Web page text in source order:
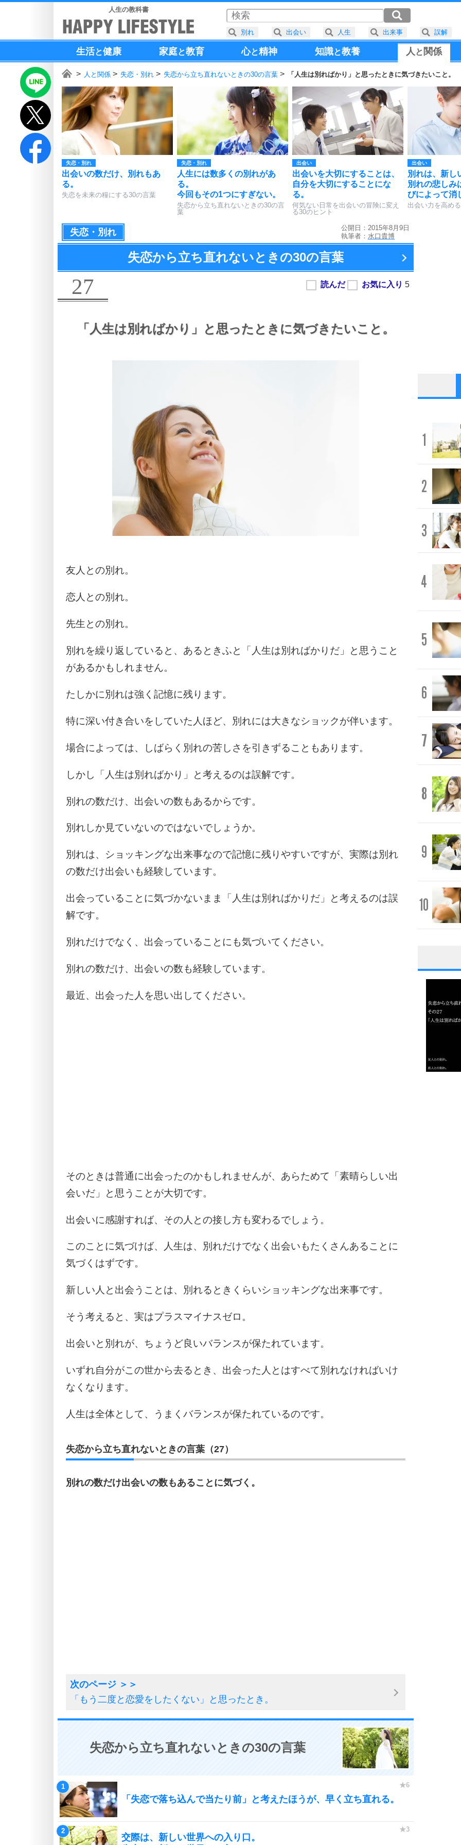
人生の教科書
生活と健康 家庭と教育 心と精神 知識と教養 人と 関係
人と関係 失恋・別れ 失恋から立ち直れないときの30の言葉 「人生は別ればかり」と思ったときに気づきたいこと。
失恋・別れ
出会いの数だけ、別れもあ
る。
失恋を未来の糧にする30の言葉
失恋・別れ
人生には数多くの別れがあ
る。
今回もその1つにすぎない。
失恋から立ち直れないときの30の言
葉
出会い
出会いを大切にすることは、
自分を大切にすることにな
る。
何気ない日常を出会いの冒険に変え
る30のヒント
出会い
別れは、新し
別れの悲しみ
びによって消
出会い力を高め
失恋・別れ
公開日：2015年8月9日
執筆者： 水口貴博
失恋から立ち直れないときの30の言葉
27
「人生は別ればかり」と思ったときに気づきたいこと。
友人との別れ。
恋人との別れ。
先生との別れ。
別れを繰り返していると、あるときふと「人生は別ればかりだ」と思うこと
があるかもしれません。
たしかに別れは強く記憶に残ります。
特に深い付き合いをしていた人ほど、別れには大きなショックが伴います。
場合によっては、しばらく別れの苦しさを引きずることもあります。
しかし「人生は別ればかり」と考えるのは誤解です。
別れの数だけ、出会いの数もあるからです。
別れしか見ていないのではないでしょうか。
別れは、ショッキングな出来事なので記憶に残りやすいですが、実際は別れ
の数だけ出会いも経験しています。
出会っていることに気づかないまま「人生は別ればかりだ」と考えるのは誤
解です。
別れだけでなく、出会っていることにも気づいてください。
別れの数だけ、出会いの数も経験しています。
最近、出会った人を思い出してください。
そのときは普通に出会ったのかもしれませんが、あらためて「素晴らしい出
会いだ」と思うことが大切です。
出会いに感謝すれば、その人との接し方も変わるでしょう。
このことに気づけば、人生は、別れだけでなく出会いもたくさんあることに
気づくはずです。
新しい人と出会うことは、別れるときくらいショッキングな出来事です。
そう考えると、実はプラスマイナスゼロ。
出会いと別れが、ちょうど良いバランスが保たれています。
いずれ自分がこの世から去るとき、出会った人とはすべて別れなければいけ
なくなります。
人生は全体として、うまくバランスが保たれているのです。
失恋から立ち直れないときの言葉（27）
別れの数だけ出会いの数もあることに気づく。
「もう二度と恋愛をしたくない」と思ったとき。
失恋から立ち直れないときの30の言葉
「失恋で落ち込んで当たり前」と考えたほうが、早く立ち直れる。
交際は、新しい世界への入り口。
1
2
3
4
5
6
7
8
9
10
1
3
別れ 出会い 人生 出来事 誤解